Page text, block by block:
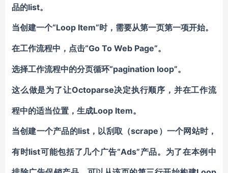
品的list。
当创建一个“Loop Item”时，需要从第一页第一项开始。
在工作流程中，点击“Go To Web Page”。
选择工作流程中的分页循环“pagination loop”。
这么做是为了让Octoparse决定执行顺序，并在工作流
程中的适当位置，生成Loop Item。
当创建一个产品的list，以刮取（scrape）一个网站时，
有时list可能包括了几个广告“Ads”产品。为了在本例中